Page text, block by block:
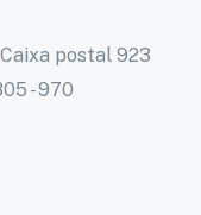
postal 923
- 970